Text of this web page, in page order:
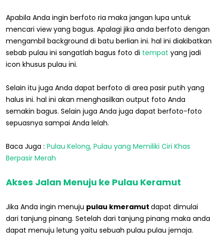
Apabila Anda ingin berfoto ria maka jangan lupa untuk
mencari view yang bagus. Apalagi jika anda berfoto dengan
mengambil background di batu berlian ini. hal ini diakibatkan
sebab pulau ini sangatlah bagus foto di tempat yang jadi
icon khusus pulau ini.
Selain itu juga Anda dapat berfoto di area pasir putih yang
halus ini. hal ini akan menghasilkan output foto Anda
semakin bagus. Selain juga Anda juga dapat berfoto-foto
sepuasnya sampai Anda lelah.
Baca Juga : Pulau Kelong, Pulau yang Memiliki Ciri Khas
Berpasir Merah
Akses Jalan Menuju ke Pulau Keramut
Jika Anda ingin menuju pulau kmeramut dapat dimulai
dari tanjung pinang. Setelah dari tanjung pinang maka anda
dapat menuju letung yaitu sebuah pulau pulau jemaja.